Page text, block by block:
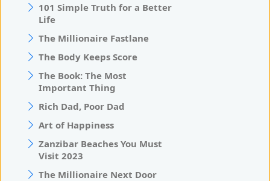
101 Simple Truth for a Better
Life
The Millionaire Fastlane
The Body Keeps Score
The Book: The Most
Important Thing
Rich Dad, Poor Dad
Art of Happiness
Zanzibar Beaches You Must
Visit 2023
The Millionaire Next Door